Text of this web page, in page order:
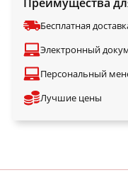
Бесплатная
Электронный
Персональный
Лучшие цены